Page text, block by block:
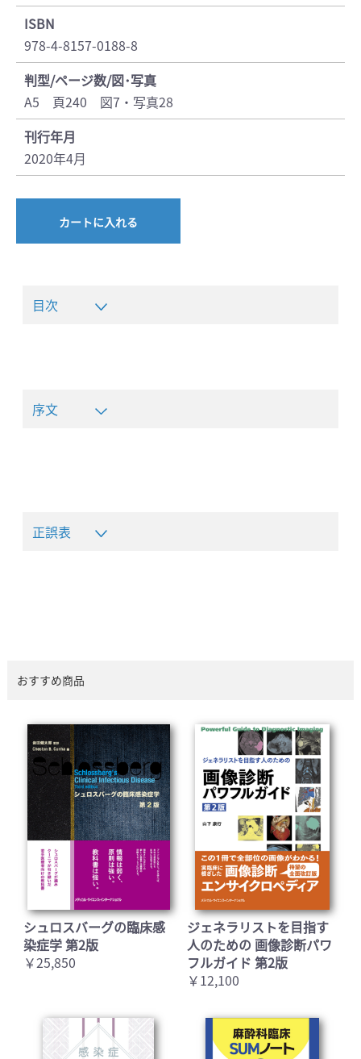
ISBN
978-4-8157-0188-8
判型/ページ数/図･写真
A5 頁240 図7・写真28
刊行年月
2020年4月
カートに入れる
目次
序文
正誤表
おすすめ商品
シュロスバーグの臨床感
染症学 第2版
￥25,850
ジェネラリストを目指す
人のための 画像診断パワ
フルガイド 第2版
￥12,100